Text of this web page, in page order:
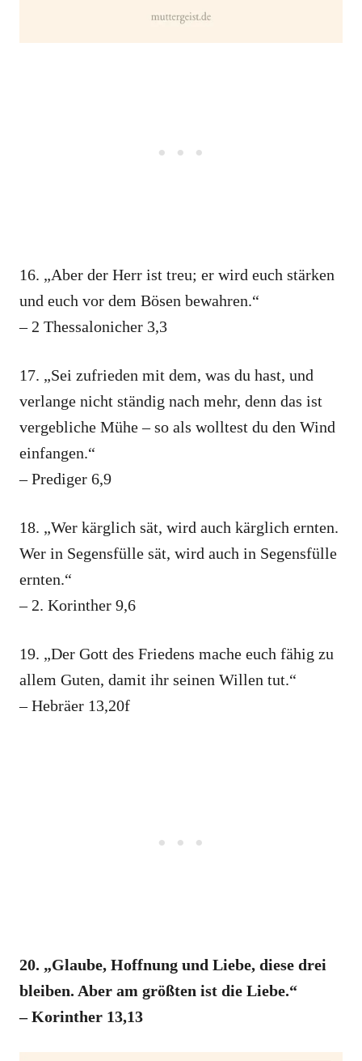
16. „Aber der Herr ist treu; er wird euch stärken
und euch vor dem Bösen bewahren.“
– 2 Thessalonicher 3,3
17. „Sei zufrieden mit dem, was du hast, und
verlange nicht ständig nach mehr, denn das ist
vergebliche Mühe – so als wolltest du den Wind
einfangen.“
– Prediger 6,9
18. „Wer kärglich sät, wird auch kärglich ernten.
Wer in Segensfülle sät, wird auch in Segensfülle
ernten.“
– 2. Korinther 9,6
19. „Der Gott des Friedens mache euch fähig zu
allem Guten, damit ihr seinen Willen tut.“
– Hebräer 13,20f
20. „Glaube, Hoffnung und Liebe, diese drei
bleiben. Aber am größten ist die Liebe.“
– Korinther 13,13